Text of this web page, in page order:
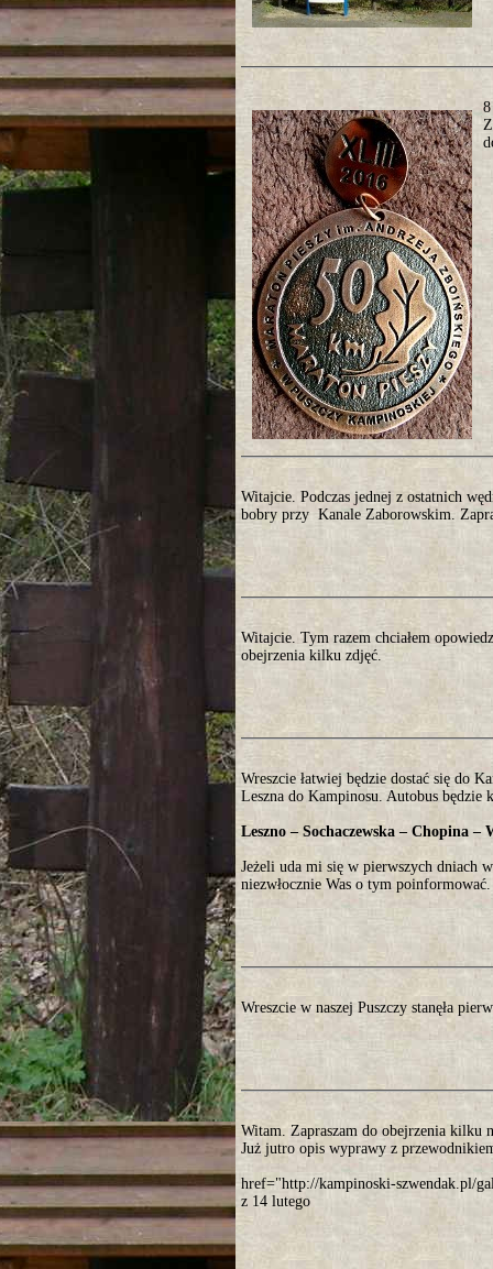
Witajcie. Podczas jednej z ostatnich
bobry przy Kanale Zaborowskim.
Witajcie. Tym razem chciałem
obejrzenia kilku zdjęć.
Wreszcie łatwiej będzie dostać się do
Leszna do Kampinosu. Autobus będzie
Leszno – Sochaczewska – Chopina
Jeżeli uda mi się w pierwszych dniach
niezwłocznie Was o tym poinformować.
Wreszcie w naszej Puszczy stanęła
Witam. Zapraszam do obejrzenia kilku
Już jutro opis wyprawy z
href="http://kampinoski-szwendak.pl/
z 14 lutego